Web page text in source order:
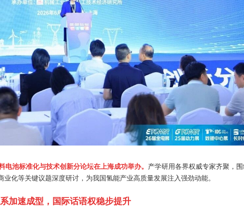
池标准化与技术创新分论坛在上海成功举办。 产学研用各界权威专家齐聚，
化等关键议题深度研讨，为我国氢能产业高质量发展注入强劲动能。
加速成型，国际话语权稳步提升